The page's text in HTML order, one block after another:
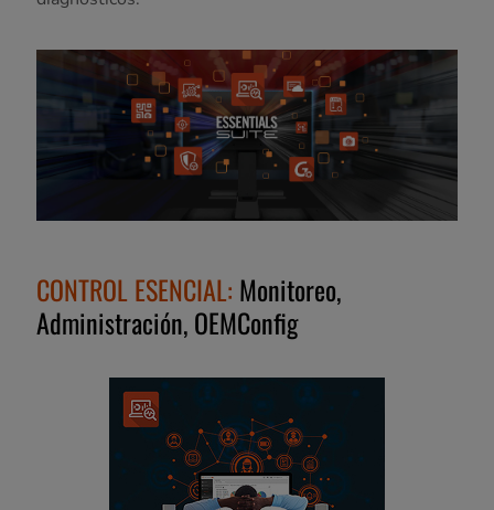
CONTROL ESENCIAL: Monitoreo,
Administración, OEMConfig